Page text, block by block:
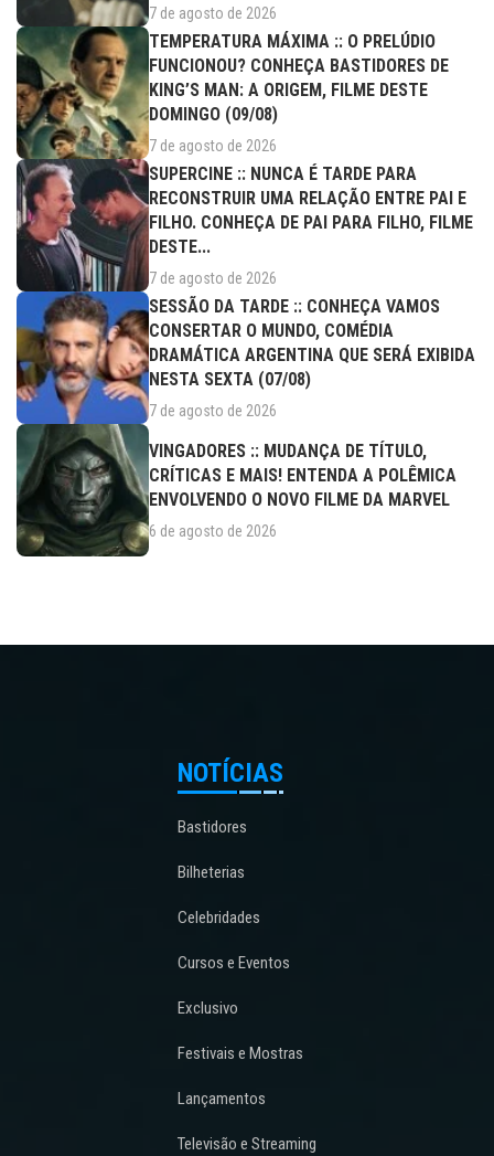
7 de agosto de 2026
TEMPERATURA MÁXIMA :: O PRELÚDIO
FUNCIONOU? CONHEÇA BASTIDORES DE
KING’S MAN: A ORIGEM, FILME DESTE
DOMINGO (09/08)
7 de agosto de 2026
SUPERCINE :: NUNCA É TARDE PARA
RECONSTRUIR UMA RELAÇÃO ENTRE PAI E
FILHO. CONHEÇA DE PAI PARA FILHO, FILME
DESTE...
7 de agosto de 2026
SESSÃO DA TARDE :: CONHEÇA VAMOS
CONSERTAR O MUNDO, COMÉDIA
DRAMÁTICA ARGENTINA QUE SERÁ EXIBIDA
NESTA SEXTA (07/08)
7 de agosto de 2026
VINGADORES :: MUDANÇA DE TÍTULO,
CRÍTICAS E MAIS! ENTENDA A POLÊMICA
ENVOLVENDO O NOVO FILME DA MARVEL
6 de agosto de 2026
NOTÍCIAS
Bastidores
Bilheterias
Celebridades
Cursos e Eventos
Exclusivo
Festivais e Mostras
Lançamentos
Televisão e Streaming